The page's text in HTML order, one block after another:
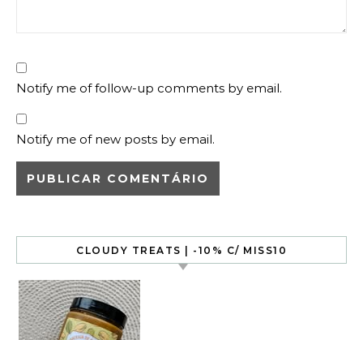
Notify me of follow-up comments by email.
Notify me of new posts by email.
CLOUDY TREATS | -10% C/ MISS10